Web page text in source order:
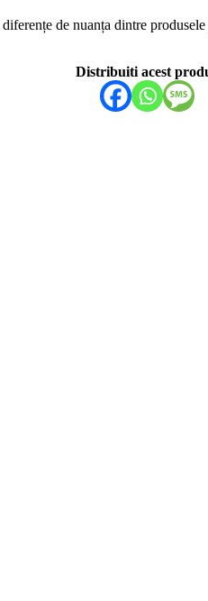
de nuanța dintre
Distribuiti acest